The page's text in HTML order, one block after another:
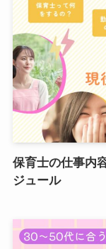
保育士の仕事内
ジュール